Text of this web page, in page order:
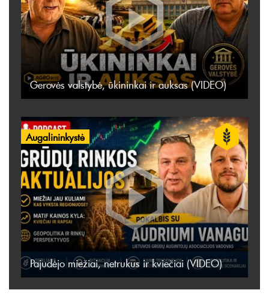
Gerovės valstybė, ūkininkai ir auksas (VIDEO)
Augalininkystė
Pajudėjo miežiai, netrukus ir kviečiai (VIDEO)